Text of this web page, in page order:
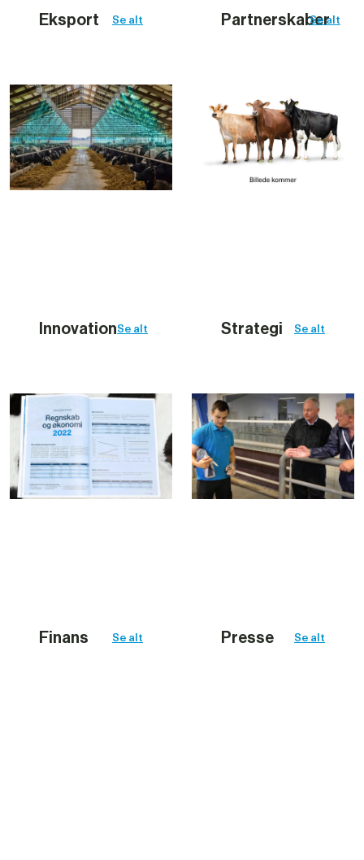
Eksport Se alt Partnerskaber
Se alt
InnovationSe alt Strategi Se alt
Finans Se alt Presse Se alt